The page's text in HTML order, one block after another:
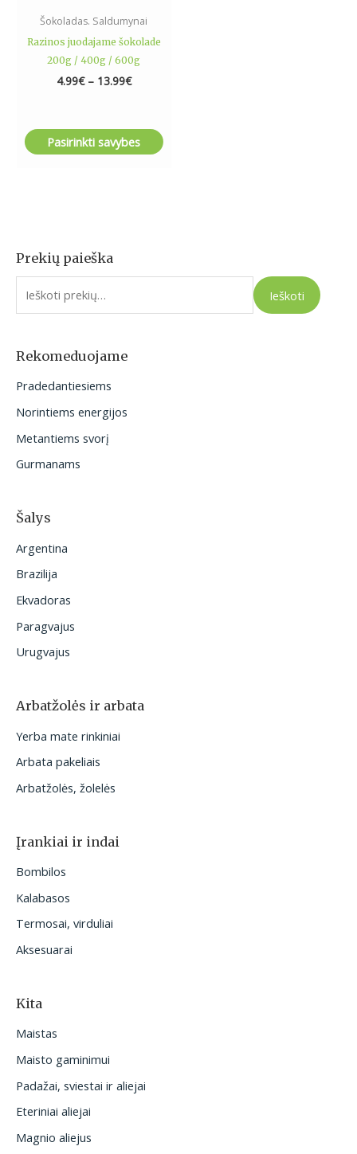
Prekių paieška
I
e
o
:
Ieškoti
Rekomeduojame
Pradedantiesiems
Norintiems energijos
Metantiems svorį
Gurmanams
Šalys
Argentina
Brazilija
Ekvadoras
Paragvajus
Urugvajus
Arbatžolės ir arbata
Yerba mate rinkiniai
Arbata pakeliais
Arbatžolės, žolelės
Įrankiai ir indai
Bombilos
Kalabasos
Termosai, virduliai
Aksesuarai
Kita
Maistas
Maisto gaminimui
Padažai, sviestai ir aliejai
Eteriniai aliejai
Magnio aliejus
Šokoladas. Saldumynai
Razinos juodajame šokolade
200g / 400g / 600g
4.99€ – 13.99€
Pasirinkti savybes
product
page